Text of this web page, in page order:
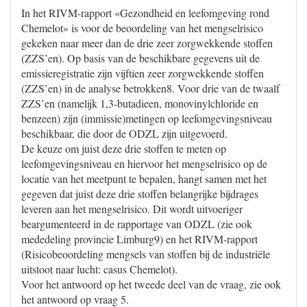
In het RIVM-rapport «Gezondheid en leefomgeving rond
Chemelot» is voor de beoordeling van het mengselrisico
gekeken naar meer dan de drie zeer zorgwekkende stoffen
(ZZS’en). Op basis van de beschikbare gegevens uit de
emissieregistratie zijn vijftien zeer zorgwekkende stoffen
(ZZS’en) in de analyse betrokken8. Voor drie van de twaalf
ZZS’en (namelijk 1,3-butadieen, monovinylchloride en
benzeen) zijn (immissie)metingen op leefomgevingsniveau
beschikbaar, die door de ODZL zijn uitgevoerd.
De keuze om juist deze drie stoffen te meten op
leefomgevingsniveau en hiervoor het mengselrisico op de
locatie van het meetpunt te bepalen, hangt samen met het
gegeven dat juist deze drie stoffen belangrijke bijdrages
leveren aan het mengselrisico. Dit wordt uitvoeriger
beargumenteerd in de rapportage van ODZL (zie ook
mededeling provincie Limburg9) en het RIVM-rapport
(Risicobeoordeling mengsels van stoffen bij de industriële
uitstoot naar lucht: casus Chemelot).
Voor het antwoord op het tweede deel van de vraag, zie ook
het antwoord op vraag 5.